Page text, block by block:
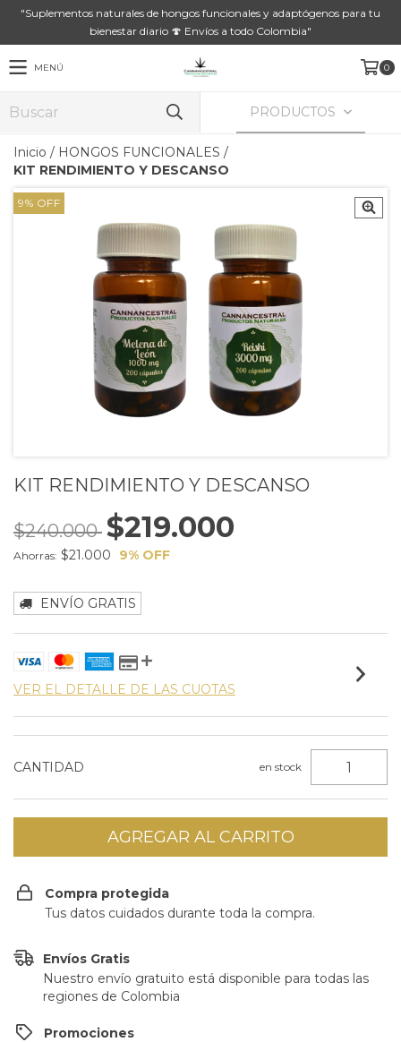
"Suplementos naturales de hongos funcionales y adaptógenos para tu
bienestar diario 🍄 Envíos a todo Colombia"
MENÚ 0
PRODUCTOS
Inicio / HONGOS FUNCIONALES /
KIT RENDIMIENTO Y DESCANSO
9% OFF
KIT RENDIMIENTO Y DESCANSO
$240.000 $219.000
Ahorras: $21.000 9% OFF
ENVÍO GRATIS
VER EL DETALLE DE LAS CUOTAS
CANTIDAD en stock
Compra protegida
Tus datos cuidados durante toda la compra.
Envíos Gratis
Nuestro envío gratuito está disponible para todas las
regiones de Colombia
Promociones